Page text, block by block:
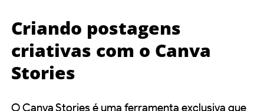
Criando postagens
criativas com o Canva
Stories
O Canva Stories é uma ferramenta exclusiva que